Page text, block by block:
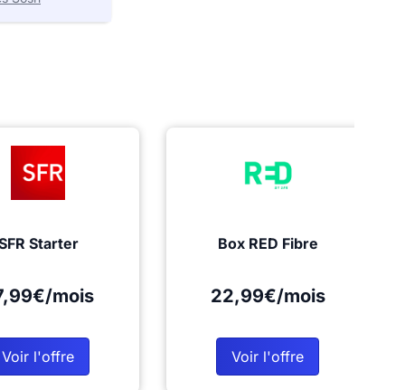
Starter
mois
Voir l'offre
Box RED Fibre
22,99€/mois
Voir l'offre